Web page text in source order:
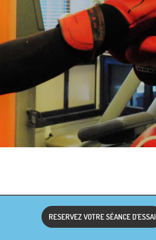
RESERVEZ VOTRE SÉANCE D'ESSAI